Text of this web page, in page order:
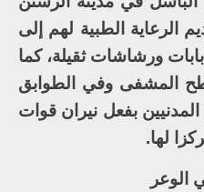
الرعاية الطبية لهم إلى
ورشاشات ثقيلة، كما
المشفى وفي الطوابق
المدنيين بفعل نيران قوات
لها.